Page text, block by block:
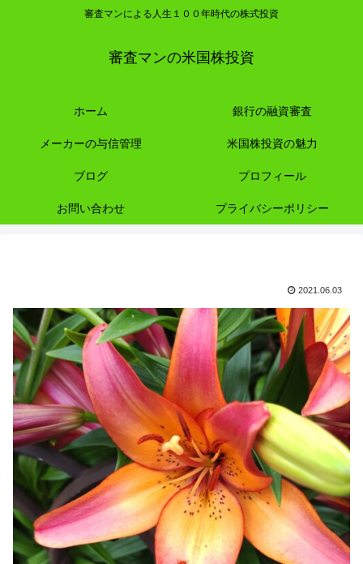
審査マンによる人生１００年時代の株式投資
審査マンの米国株投資
ホーム 銀行の融資審査
メーカーの与信管理 米国株投資の魅力
ブログ プロフィール
お問い合わせ プライバシーポリシー
2021.06.03